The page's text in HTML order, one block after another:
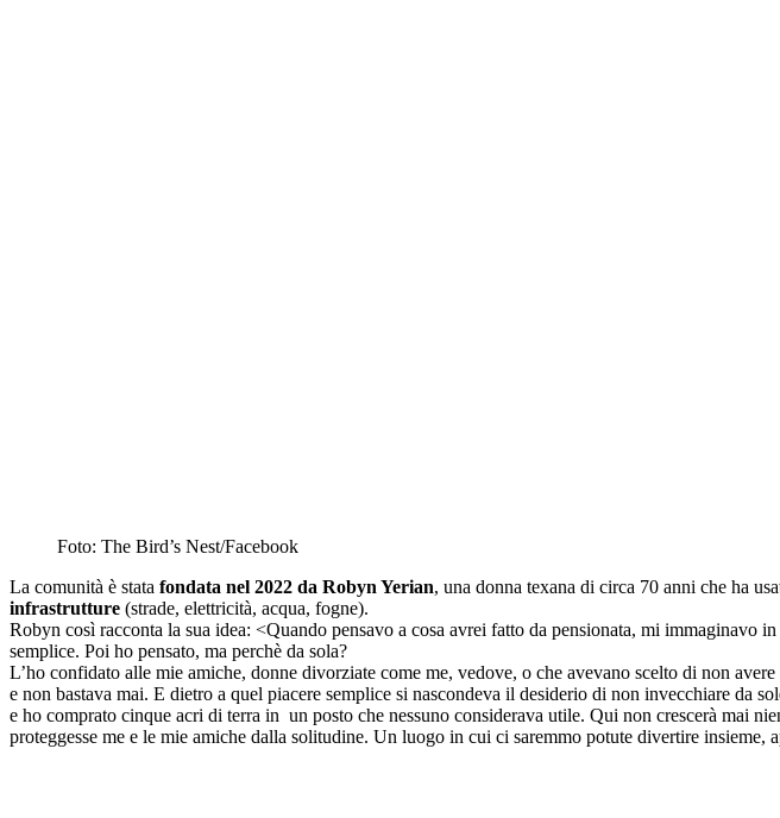
Foto: The Bird’s Nest/Facebook
La comunità è stata fondata nel 2022 da Robyn Yerian, una donna texana di circa 70 anni che ha
infrastrutture (strade, elettricità, acqua, fogne).
Robyn così racconta la sua idea: <Quando pensavo a cosa avrei fatto da pensionata, mi
semplice. Poi ho pensato, ma perchè da sola?
L’ho confidato alle mie amiche, donne divorziate come me, vedove, o che avevano scelto di non
e non bastava mai. E dietro a quel piacere semplice si nascondeva il desiderio di non invecchiare da
e ho comprato cinque acri di terra in un posto che nessuno considerava utile. Qui non crescerà mai
proteggesse me e le mie amiche dalla solitudine. Un luogo in cui ci saremmo potute divertire